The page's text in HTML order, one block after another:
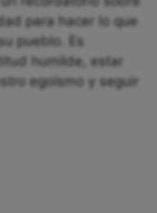
para hacer lo que
pueblo. Es
humilde, estar
egoísmo y seguir